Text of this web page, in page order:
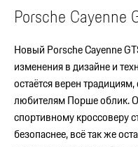
Porsche Cayenne
Новый Porsche Cayenne
изменения в дизайне и
остаётся верен
любителям Порше облик.
спортивному кроссоверу
безопаснее, всё так же